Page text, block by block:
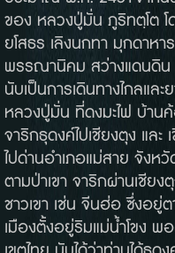
ของ หลวงปู่มั่น ภูริทตฺโต
ยโสธร เลิงนกทา มุกดาห
พรรณานิคม สว่างแดนดิ
นับเป็นการเดินทางไกลแล
หลวงปู่มั่น ที่ดงมะไฟ บ้าน
จาริกธุดงค์ไปเชียงตุง และ
ไปด่านอำเภอแม่สาย จังห
ตามป่าเขา จาริกผ่านเชีย
ชาวเขา เช่น จีนฮ่อ ซึ่งอยู่
เมืองตั้งอยู่ริมแม่น้ำโขง พ